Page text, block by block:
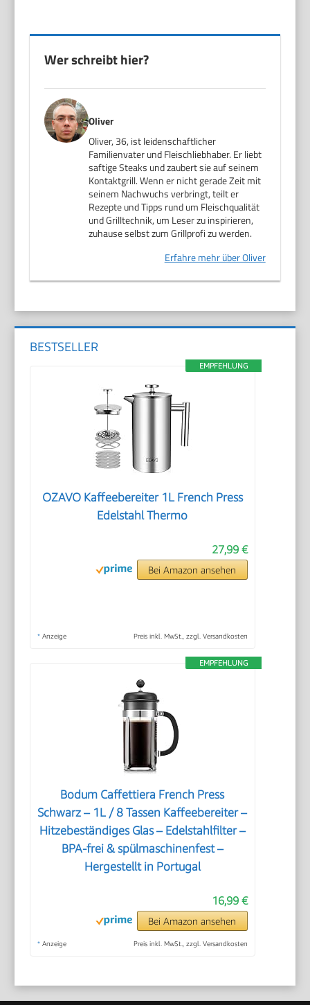
Wer schreibt hier?
Oliver
Oliver, 36, ist leidenschaftlicher
Familienvater und Fleischliebhaber. Er liebt
saftige Steaks und zaubert sie auf seinem
Kontaktgrill. Wenn er nicht gerade Zeit mit
seinem Nachwuchs verbringt, teilt er
Rezepte und Tipps rund um Fleischqualität
und Grilltechnik, um Leser zu inspirieren,
zuhause selbst zum Grillprofi zu werden.
Erfahre mehr über Oliver
BESTSELLER
EMPFEHLUNG
OZAVO Kaffeebereiter 1L French Press
Edelstahl Thermo
27,99 €
Bei Amazon ansehen
* Anzeige Preis inkl. MwSt., zzgl. Versandkosten
EMPFEHLUNG
Bodum Caffettiera French Press
Schwarz – 1L / 8 Tassen Kaffeebereiter –
Hitzebeständiges Glas – Edelstahlfilter –
BPA-frei & spülmaschinenfest –
Hergestellt in Portugal
16,99 €
Bei Amazon ansehen
* Anzeige Preis inkl. MwSt., zzgl. Versandkosten